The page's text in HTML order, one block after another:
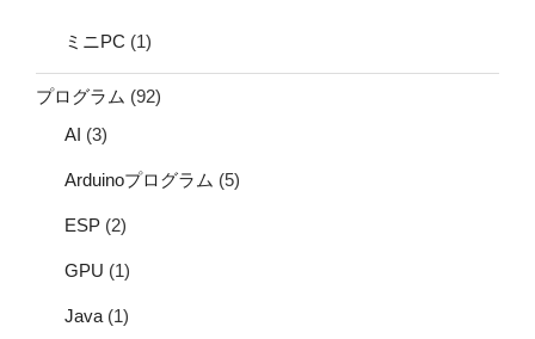
ミニPC (1)
プログラム (92)
AI (3)
Arduinoプログラム (5)
ESP (2)
GPU (1)
Java (1)